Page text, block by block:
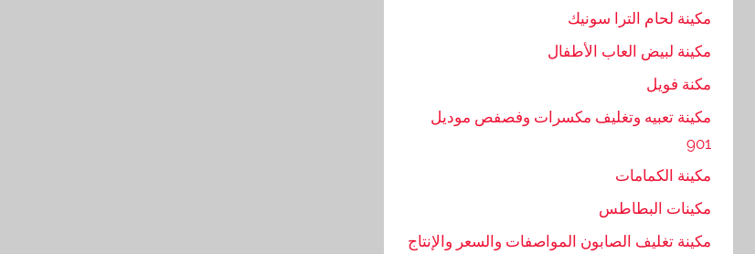
مكينة لحام الترا سونيك
مكينة لبيض العاب الأطفال
مكنة فويل
مكينة تعبيه وتغليف مكسرات وفصفص موديل
901
مكينة الكمامات
مكينات البطاطس
مكينة تغليف الصابون المواصفات والسعر والإنتاج